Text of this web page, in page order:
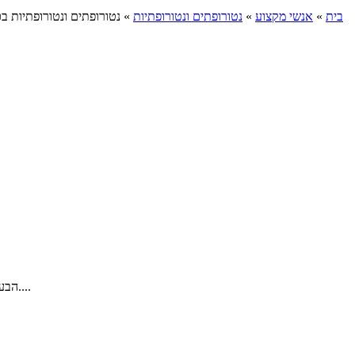
בית » אנשי מקצוע » נטורופתים ונטורופתיות » נטורופתים ונטורופתיות
הבעלים של חברת בריאות מהטבע, חברה המספקת שירותי רפואה משלימה למגוון בעיות ומחלות. התמחות בתוכניות לירידה במשקל ולשיפור הכושר....